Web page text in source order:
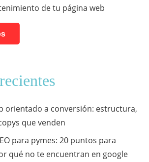
de tu página web
orientado a conversión: estructura,
que venden
para pymes: 20 puntos para
qué no te encuentran en google